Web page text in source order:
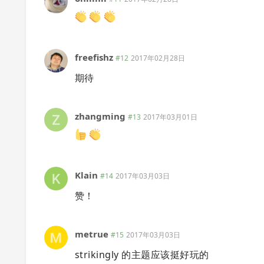
freefishz #12 2017年02月28日
期待
zhangming #13 2017年03月01日
Klain #14 2017年03月03日
赞！
metrue #15 2017年03月03日
strikingly 的主题应该挺好玩的